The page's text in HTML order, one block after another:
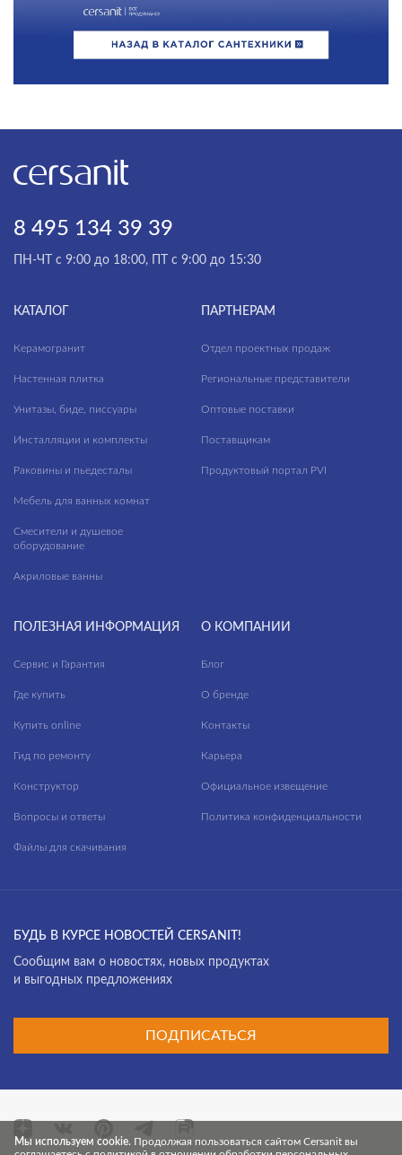
8 495 134 39 39
ПН-ЧТ с 9:00 до 18:00, ПТ с 9:00 до 15:30
КАТАЛОГ
Керамогранит
Настенная плитка
Унитазы, биде, писсуары
Инсталляции и комплекты
Раковины и пьедесталы
Мебель для ванных комнат
Смесители и душевое
оборудование
Акриловые ванны
ПАРТНЕРАМ
Отдел проектных продаж
Региональные представители
Оптовые поставки
Поставщикам
Продуктовый портал PVI
ПОЛЕЗНАЯ ИНФОРМАЦИЯ
Сервис и Гарантия
Где купить
Купить online
Гид по ремонту
Конструктор
Вопросы и ответы
Файлы для скачивания
О КОМПАНИИ
Блог
О бренде
Контакты
Карьера
Официальное извещение
Политика конфиденциальности
БУДЬ В КУРСЕ НОВОСТЕЙ CERSANIT!
Cообщим вам о новостях, новых продуктах
и выгодных предложениях
ПОДПИСАТЬСЯ
Мы используем cookie. Продолжая пользоваться сайтом Cersanit вы